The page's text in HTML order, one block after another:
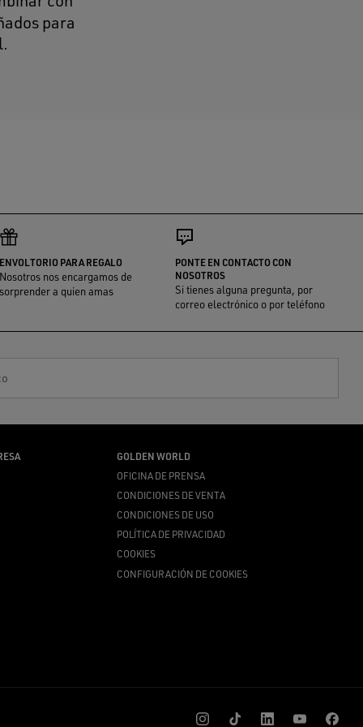
para
ENVOLTORIO PARA REGALO
Nosotros nos encargamos de
sorprender a quien amas
PONTE EN CONTACTO CON
NOSOTROS
Si tienes alguna pregunta, por
correo electrónico o por teléfono
GOLDEN WORLD
OFICINA DE PRENSA
CONDICIONES DE VENTA
CONDICIONES DE USO
POLÍTICA DE PRIVACIDAD
COOKIES
CONFIGURACIÓN DE COOKIES